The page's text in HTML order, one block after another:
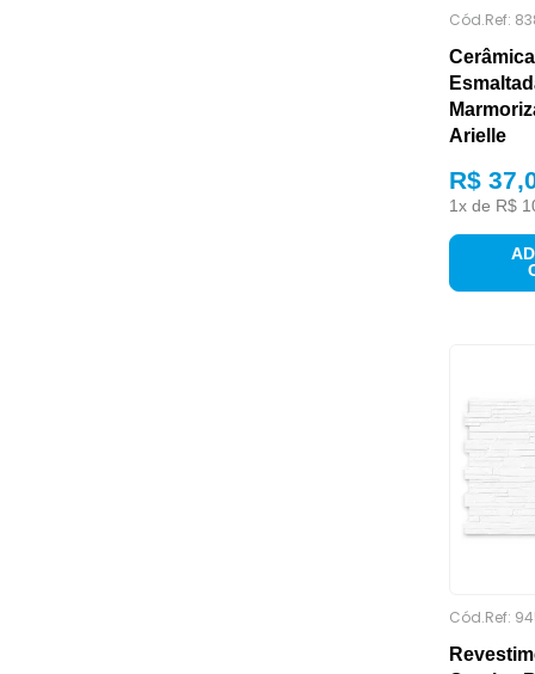
Cód.Ref:
Arielle
R$
1x de R$
Cód.Ref: